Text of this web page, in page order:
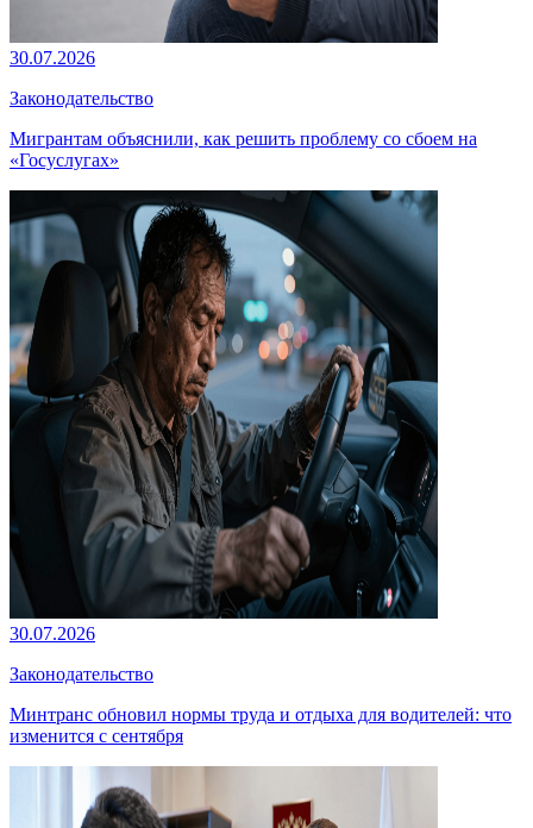
30.07.2026
Законодательство
Мигрантам объяснили, как решить проблему со сбоем на
«Госуслугах»
30.07.2026
Законодательство
Минтранс обновил нормы труда и отдыха для водителей: что
изменится с сентября